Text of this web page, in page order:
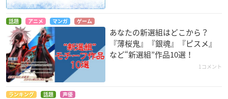
話題 アニメ マンガ ゲーム
あなたの新選組はどこから？
『薄桜鬼』『銀魂』『ピスメ』
など“新選組”作品10選！
1コメント
ランキング 話題 声優